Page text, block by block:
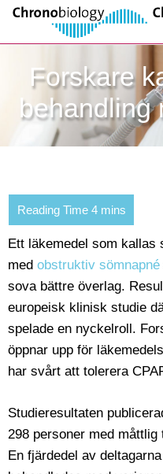
Forskare
behandling
Ett läkemedel som kallas
med obstruktiv sömnapné
sova bättre överlag.
europeisk klinisk studie
spelade en nyckelroll.
öppnar upp för
har svårt att tolerera
Studieresultaten
298 personer med
En fjärdedel av